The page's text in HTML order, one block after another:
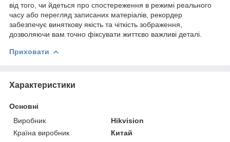
від того, чи йдеться про спостереження в режимі реального
часу або перегляд записаних матеріалів, рекордер
забезпечує виняткову якість та чіткість зображення,
дозволяючи вам точно фіксувати життєво важливі деталі.
Приховати
Характеристики
Основні
Виробник
Hikvision
Країна виробник
Китай